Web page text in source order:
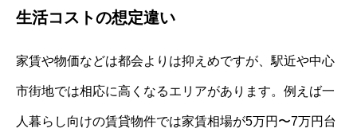
生活コストの想定違い
家賃や物価などは都会よりは抑えめですが、駅近や中心
市街地では相応に高くなるエリアがあります。例えば一
人暮らし向けの賃貸物件では家賃相場が5万円〜7万円台